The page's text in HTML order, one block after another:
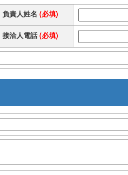
負責人姓名 (必填)
接洽人電話 (必填)